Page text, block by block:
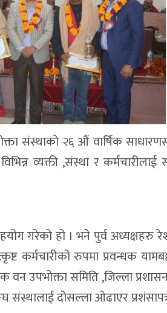
संस्थाको २६ औं वार्षिक
व्यक्ती ,संस्था र कर्मचारीलाई
गरेको हो । भने पुर्व अध्यक्षहरु
कर्मचारीको रुपमा प्रवन्धक
वन उपभोक्ता समिति ,जिल्ला
संस्थालाई दोसल्ला ओढाएर